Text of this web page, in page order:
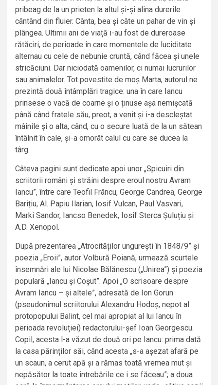
pribeag de la un prieten la altul și-și alina durerile
cântând din fluier. Cânta, bea și câte un pahar de vin și
plângea. Ultimii ani de viață i-au fost de dureroase
rătăciri, de perioade în care momentele de luciditate
alternau cu cele de nebunie cruntă, când făcea și unele
stricăciuni. Dar niciodată oamenilor, ci numai lucrurilor
sau animalelor. Tot povestite de moș Marta, autorul ne
prezintă două întâmplări tragice: una în care Iancu
prinsese o vacă de coarne și o ținuse așa nemișcată
până când fratele său, preot, a venit și i-a descleștat
mâinile și o alta, când, cu o secure luată de la un sătean
întâlnit în cale, și-a omorât calul cu care se ducea la
târg.
Câteva pagini sunt dedicate apoi unor „Spicuiri din
scriitorii români și străini despre eroul nostru Avram
Iancu”, între care Teofil Frâncu, George Candrea, George
Barițiu, Al. Papiu Ilarian, Iosif Vulcan, Paul Vasvari,
Marki Sandor, Iancso Benedek, Iosif Sterca Șuluțiu și
A.D. Xenopol.
După prezentarea „Atrocităților ungurești în 1848/9” și
poezia „Eroii”, autor Volbură Poiană, urmează scurtele
însemnări ale lui Nicolae Bălănescu („Unirea”) și poezia
populară „Iancu și Coșut”. Apoi „O scrisoare despre
Avram Iancu – și altele”, adresată de Ion Gorun
(pseudonimul scriitorului Alexandru Hodoș, nepot al
protopopului Balint, cel mai apropiat al lui Iancu în
perioada revoluției) redactorului-șef Ioan Georgescu.
Copil, acesta l-a văzut de două ori pe Iancu: prima dată
la casa părinților săi, când acesta „s-a așezat afară pe
un scaun, a cerut apă și a rămas toată vremea mut și
nepăsător la toate întrebările ce i se făceau”; a doua